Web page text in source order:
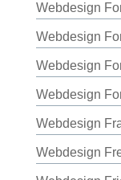
Webdesign
Webdesign
Webdesign
Webdesign
Webdesign
Webdesign